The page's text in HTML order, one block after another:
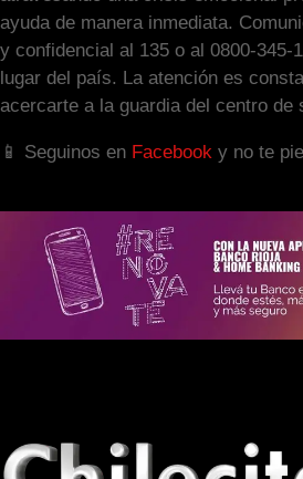
ayuda de manera inmediata.
y confidencial al 135 o al 0800-345-
lugar del país. La atención es
acercarte a la guardia del centro de
📱 Seguinos en Facebook y no te